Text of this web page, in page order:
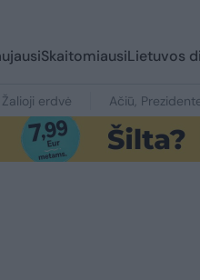
SkaitomiausiLietuvos
Žalioji erdvė Ačiū,